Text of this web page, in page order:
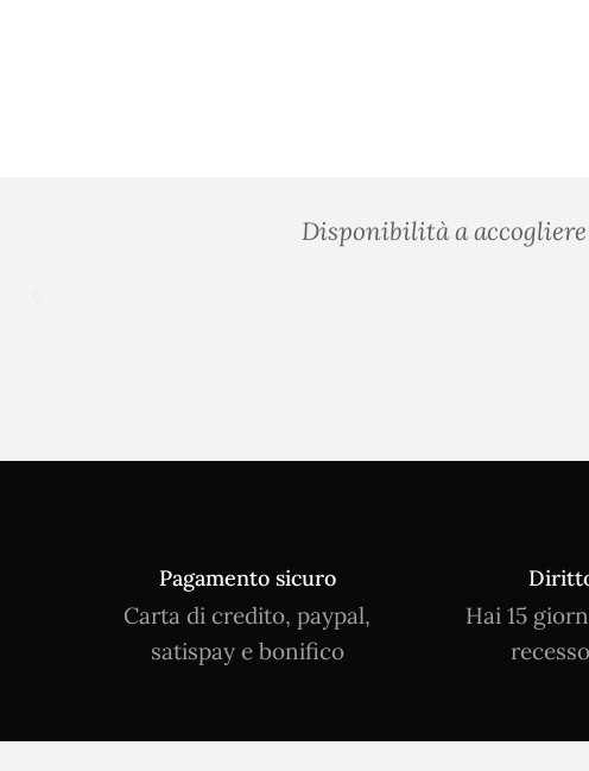
Disponibilità a
Pagamento sicuro
Carta di credito, paypal,
satispay e bonifico
Hai 15